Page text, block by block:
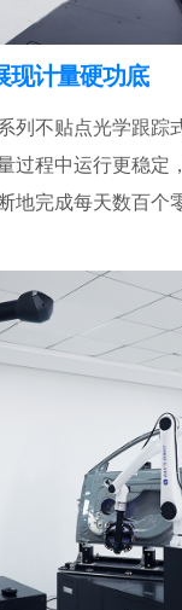
现计量硬功底
列不贴点光学跟踪
过程中运行更稳定
地完成每天数百个